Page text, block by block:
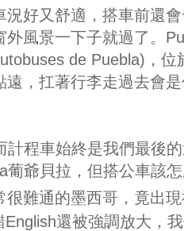
況好又舒適，搭車前還
外風景一下子就過了。
de Puebla)，
遠，扛著行李走過去會
計程車始終是我們最後
葡爺貝拉，但搭公車該
很難通的墨西哥，竟出
English還被強調放大，